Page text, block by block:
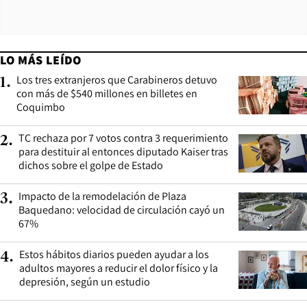
LO MÁS LEÍDO
1. Los tres extranjeros que Carabineros detuvo
con más de $540 millones en billetes en
Coquimbo
2. TC rechaza por 7 votos contra 3 requerimiento
para destituir al entonces diputado Kaiser tras
dichos sobre el golpe de Estado
3. Impacto de la remodelación de Plaza
Baquedano: velocidad de circulación cayó un
67%
4. Estos hábitos diarios pueden ayudar a los
adultos mayores a reducir el dolor físico y la
depresión, según un estudio